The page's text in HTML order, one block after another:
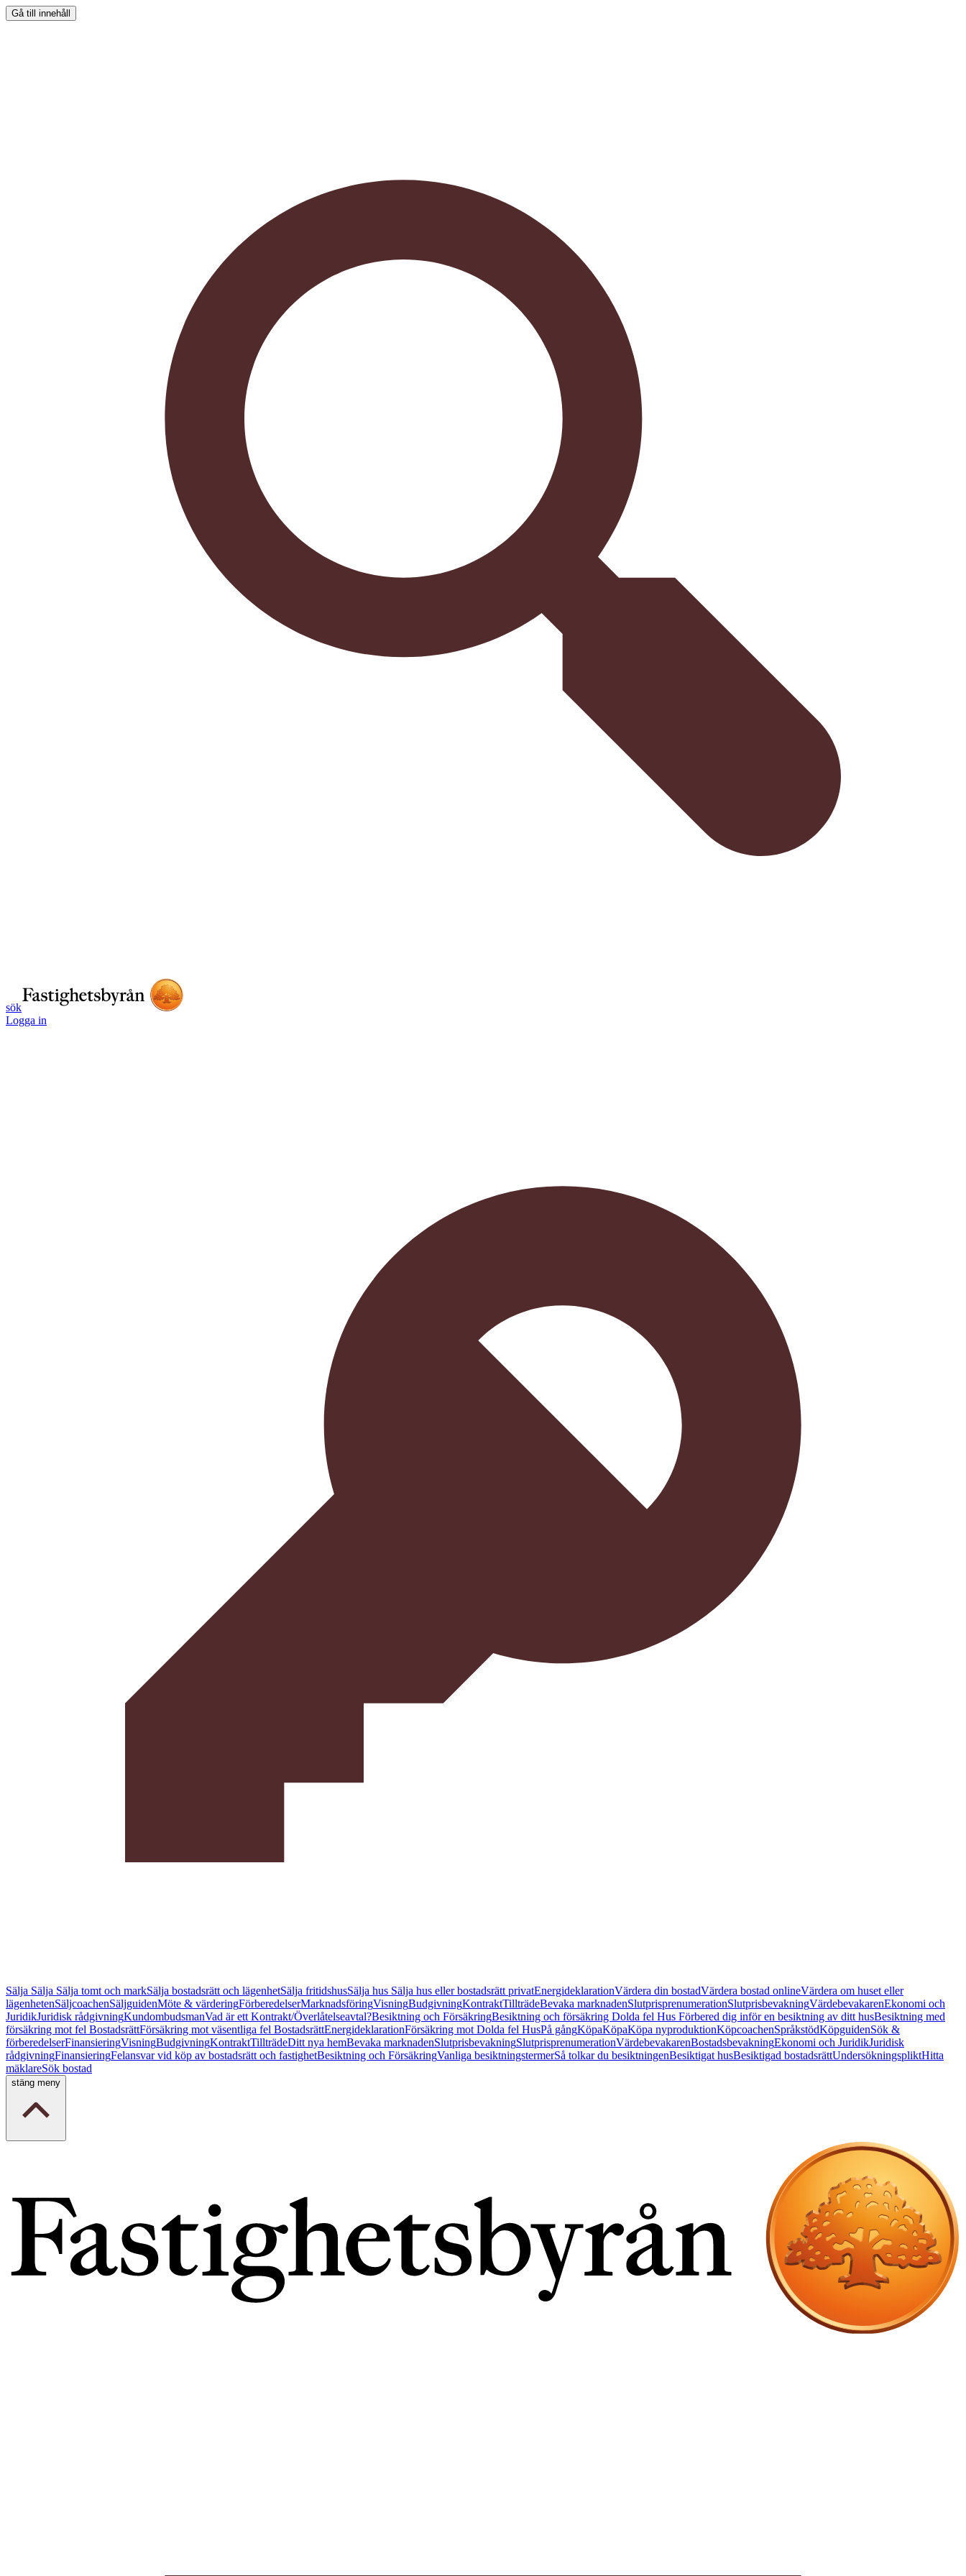
Gå till innehåll
sök
Logga in
Sälja Sälja Sälja tomt och markSälja bostadsrätt och lägenhetSälja fritidshusSälja hus Sälja hus eller bostadsrätt privatEnergideklarationVärdera din bostadVärdera bostad onlineVärdera om huset eller
lägenhetenSäljcoachenSäljguidenMöte & värderingFörberedelserMarknadsföringVisningBudgivningKontraktTillträdeBevaka marknadenSlutprisprenumerationSlutprisbevakningVärdebevakarenEkonomi och
JuridikJuridisk rådgivningKundombudsmanVad är ett Kontrakt/Överlåtelseavtal?Besiktning och FörsäkringBesiktning och försäkring Dolda fel Hus Förbered dig inför en besiktning av ditt husBesiktning med
försäkring mot fel BostadsrättFörsäkring mot väsentliga fel BostadsrättEnergideklarationFörsäkring mot Dolda fel HusPå gångKöpaKöpaKöpa nyproduktionKöpcoachenSpråkstödKöpguidenSök &
förberedelserFinansieringVisningBudgivningKontraktTillträdeDitt nya hemBevaka marknadenSlutprisbevakningSlutprisprenumerationVärdebevakarenBostadsbevakningEkonomi och JuridikJuridisk
rådgivningFinansieringFelansvar vid köp av bostadsrätt och fastighetBesiktning och FörsäkringVanliga besiktningstermerSå tolkar du besiktningenBesiktigat husBesiktigad bostadsrättUndersökningspliktHitta
mäklareSök bostad
stäng meny